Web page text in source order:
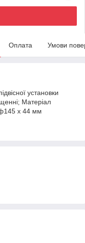
Оплата Умови
установки
Матеріал
ф145 x 44 мм